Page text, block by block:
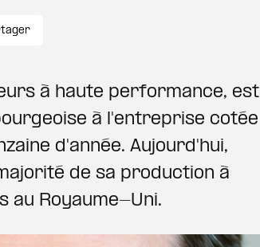
à haute performance, est
à l'entreprise cotée
d'année. Aujourd'hui,
de sa production à
au Royaume-Uni.